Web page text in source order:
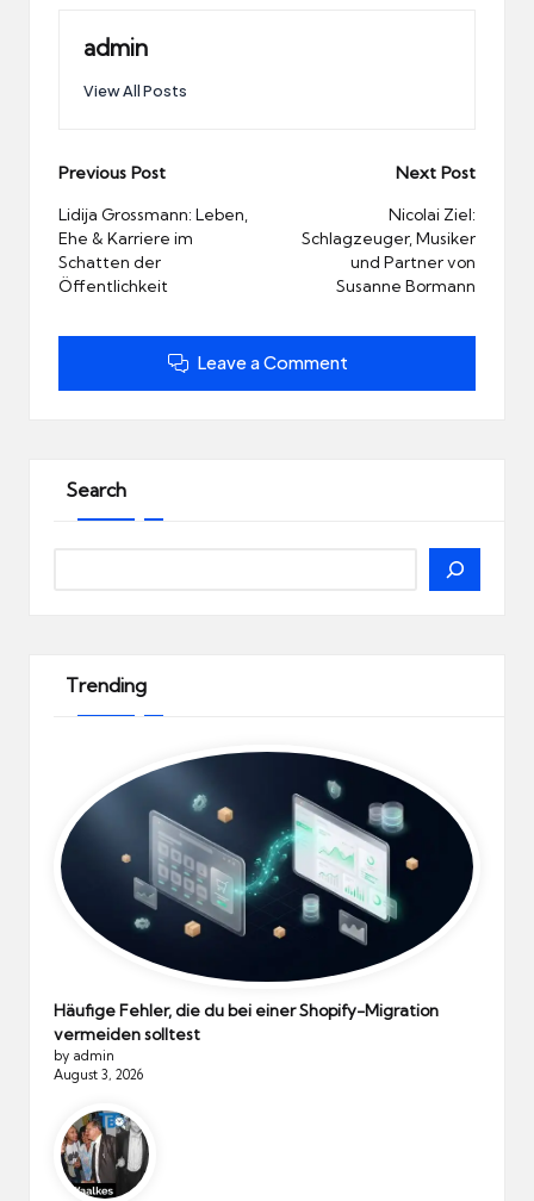
admin
View All Posts
Post
navigation
Previous Post
Lidija Grossmann: Leben,
Ehe & Karriere im
Schatten der
Öffentlichkeit
Next Post
Nicolai Ziel:
Schlagzeuger, Musiker
und Partner von
Susanne Bormann
Leave a Comment
Search
Trending
Häufige Fehler, die du bei einer Shopify-Migration
vermeiden solltest
by admin
August 3, 2026